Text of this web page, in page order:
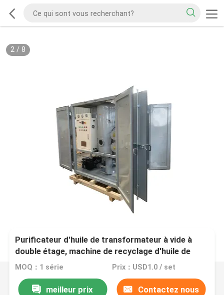
2/ 8
Purificateur d'huile de transformateur à vide à
double étage, machine de recyclage d'huile de
transformateur
MOQ：1 série Prix：USD1.0 / set
meilleur prix Contactez nous